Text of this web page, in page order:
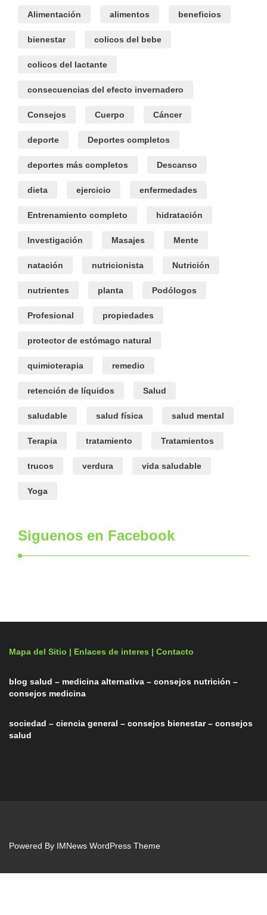
Alimentación alimentos beneficios
bienestar colicos del bebe
colicos del lactante
consecuencias del efecto invernadero
Consejos Cuerpo Cáncer
deporte Deportes completos
deportes más completos Descanso
dieta ejercicio enfermedades
Entrenamiento completo hidratación
Investigación Masajes Mente
natación nutricionista Nutrición
nutrientes planta Podólogos
Profesional propiedades
protector de estómago natural
quimioterapia remedio
retención de líquidos Salud
saludable salud física salud mental
Terapia tratamiento Tratamientos
trucos verdura vida saludable
Yoga
Siguenos en Facebook
Mapa del Sitio | Enlaces de interes | Contacto
blog salud – medicina alternativa – consejos nutrición –
consejos medicina
sociedad – ciencia general – consejos bienestar – consejos
salud
Powered By IMNews WordPress Theme